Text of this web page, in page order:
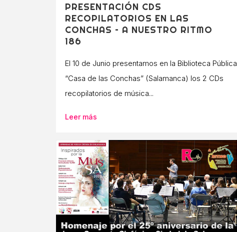
PRESENTACIÓN CDS
RECOPILATORIOS EN LAS
CONCHAS – A NUESTRO RITMO
186
El 10 de Junio presentamos en la Biblioteca Pública
“Casa de las Conchas” (Salamanca) los 2 CDs
recopilatorios de música...
Leer más